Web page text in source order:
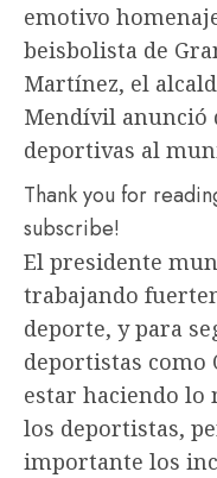
emotivo
beisbolista de
Martínez, el
Mendívil anunció
deportivas al
Thank you for
subscribe!
El presidente
trabajando
deporte, y para
deportistas como
estar haciendo lo
los deportistas,
importante los